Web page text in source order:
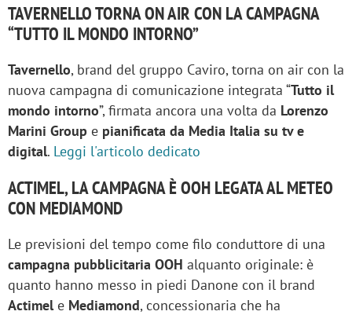
TAVERNELLO TORNA ON AIR CON LA CAMPAGNA
“TUTTO IL MONDO INTORNO”
Tavernello, brand del gruppo Caviro, torna on air con la
nuova campagna di comunicazione integrata “Tutto il
mondo intorno”, firmata ancora una volta da Lorenzo
Marini Group e pianificata da Media Italia su tv e
digital. Leggi l'articolo dedicato
ACTIMEL, LA CAMPAGNA È OOH LEGATA AL METEO
CON MEDIAMOND
Le previsioni del tempo come filo conduttore di una
campagna pubblicitaria OOH alquanto originale: è
quanto hanno messo in piedi Danone con il brand
Actimel e Mediamond, concessionaria che ha